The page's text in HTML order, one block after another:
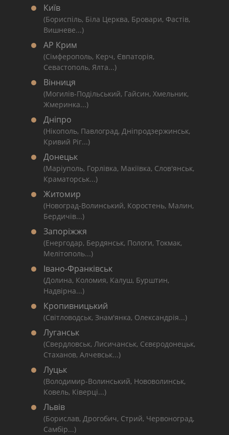
Київ
(Бориспіль, Біла Церква, Бровари, Фастів,
Вишневе...)
АР Крим
(Сімферополь, Керч, Євпаторія,
Севастополь, Ялта...)
Вінниця
(Могилів-Подільський, Гайсин, Хмельник,
Жмеринка...)
Дніпро
(Нікополь, Павлоград, Дніпродзержинськ,
Кривий Ріг...)
Донецьк
(Маріуполь, Горлівка, Макіївка, Слов'янськ,
Краматорськ...)
Житомир
(Новоград-Волинський, Коростень, Малин,
Бердичів...)
Запоріжжя
(Енергодар, Бердянськ, Пологи, Токмак,
Мелітополь...)
Івано-Франківськ
(Долина, Коломия, Калуш, Бурштин,
Надвірна...)
Кропивницький
(Світловодськ, Знам'янка, Олександрія...)
Луганськ
(Свердловськ, Лисичанськ, Сєвєродонецьк,
Стаханов, Алчевськ...)
Луцьк
(Володимир-Волинський, Нововолинськ,
Ковель, Ківерці...)
Львів
(Борислав, Дрогобич, Стрий, Червоноград,
Самбір...)